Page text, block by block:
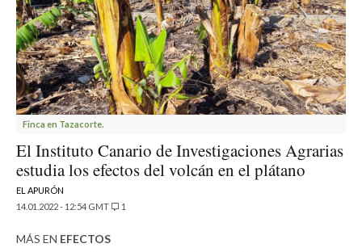
Finca en Tazacorte.
El Instituto Canario de Investigaciones Agrarias
estudia los efectos del volcán en el plátano
EL APURÓN
14.01.2022 - 12:54 GMT
1
MÁS EN EFECTOS